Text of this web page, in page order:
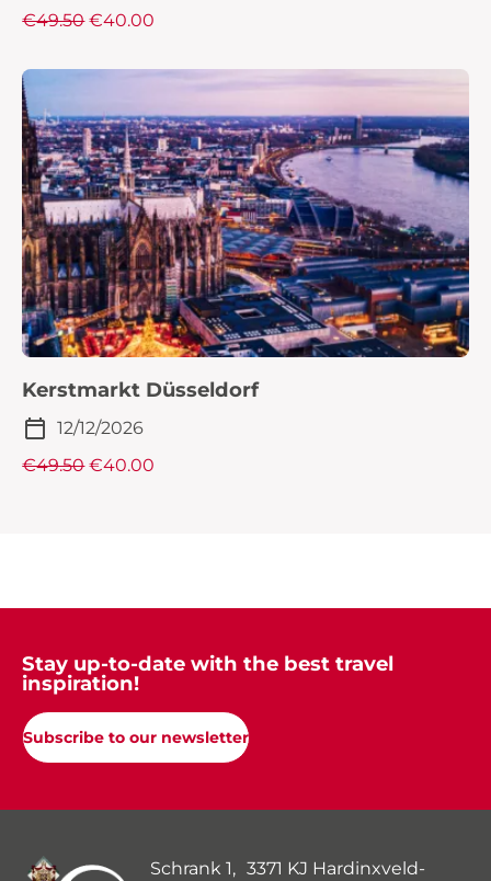
€49.50€40.00
Kerstmarkt Düsseldorf
12/12/2026
€49.50€40.00
Stay up-to-date with the best travel
inspiration!
Subscribe to our newsletter
Schrank 1, 3371 KJ Hardinxveld-